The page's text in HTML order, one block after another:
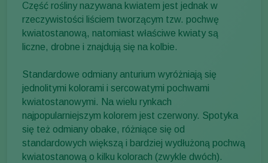
Część rośliny nazywana kwiatem jest jednak w
rzeczywistości liściem tworzącym tzw. pochwę
kwiatostanową, natomiast właściwe kwiaty są
liczne, drobne i znajdują się na kolbie.
Standardowe odmiany anturium wyróżniają się
jednolitymi kolorami i sercowatymi pochwami
kwiatostanowymi. Na wielu rynkach
najpopularniejszym kolorem jest czerwony. Spotyka
się też odmiany obake, różniące się od
standardowych większą i bardziej wydłużoną pochwą
kwiatostanową o kilku kolorach (zwykle dwóch).